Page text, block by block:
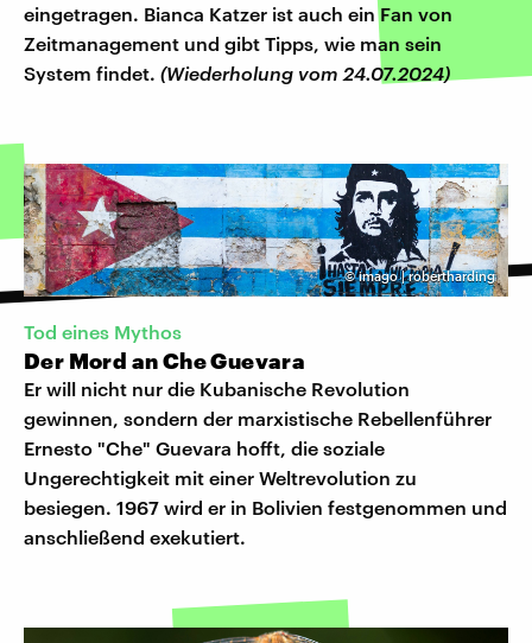
eingetragen. Bianca Katzer ist auch ein Fan von
Zeitmanagement und gibt Tipps, wie man sein
System findet. (Wiederholung vom 24.07.2024)
©imago | robertharding
Tod eines Mythos
Der Mord an Che Guevara
Er will nicht nur die Kubanische Revolution
gewinnen, sondern der marxistische Rebellenführer
Ernesto "Che" Guevara hofft, die soziale
Ungerechtigkeit mit einer Weltrevolution zu
besiegen. 1967 wird er in Bolivien festgenommen und
anschließend exekutiert.